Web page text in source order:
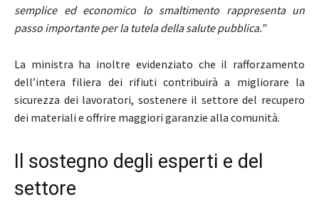
semplice ed economico lo smaltimento rappresenta un
passo importante per la tutela della salute pubblica.”
La ministra ha inoltre evidenziato che il rafforzamento
dell’intera filiera dei rifiuti contribuirà a migliorare la
sicurezza dei lavoratori, sostenere il settore del recupero
dei materiali e offrire maggiori garanzie alla comunità.
Il sostegno degli esperti e del
settore